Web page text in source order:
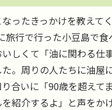
ったきっかけを教えてく
旅行で行った小豆島で食
しくて「油に関わる仕
。周りの人たちに油屋
合いに「90歳を超えて
紹介するよ」と声をか